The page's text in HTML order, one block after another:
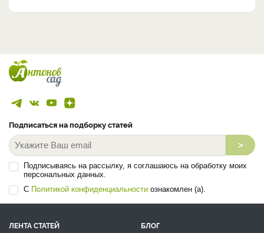
Подписаться на подборку статей
>
Подписываясь на рассылку, я соглашаюсь на обработку моих
персональных данных.
С Политикой конфиденциальности ознакомлен (а).
ЛЕНТА СТАТЕЙ
БЛОГ